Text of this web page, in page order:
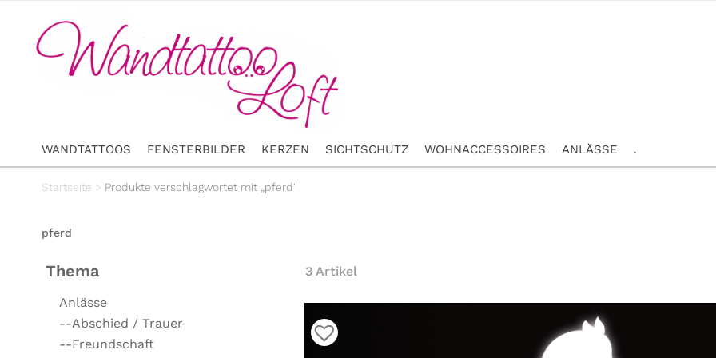
WANDTATTOOS FENSTERBILDER KERZEN SICHTSCHUTZ WOHNACCESSOIRES ANLÄSSE .
Startseite > Produkte verschlagwortet mit „pferd“
pferd
Thema
Anlässe
--Abschied / Trauer
--Freundschaft
3 Artikel